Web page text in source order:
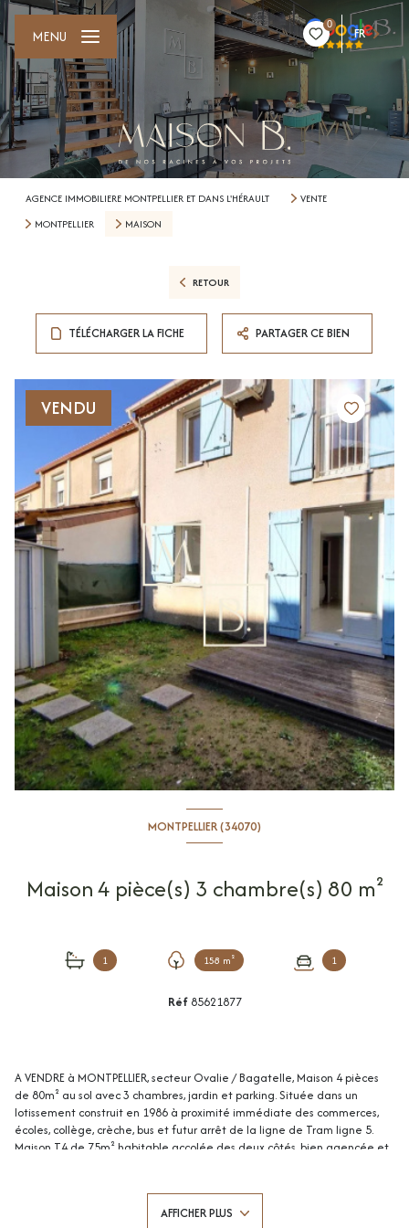
0
FR
MENU
AGENCE IMMOBILIERE MONTPELLIER ET DANS L'HÉRAULT
VENTE
MONTPELLIER
MAISON
RETOUR
TÉLÉCHARGER LA FICHE PARTAGER CE BIEN
VENDU
MONTPELLIER (34070)
Maison 4 pièce(s) 3 chambre(s) 80 m²
1 158 m² 1
Réf 85621877
A VENDRE à MONTPELLIER, secteur Ovalie / Bagatelle, Maison 4 pièces
de 80m² au sol avec 3 chambres, jardin et parking. Située dans un
lotissement construit en 1986 à proximité immédiate des commerces,
écoles, collège, crèche, bus et futur arrêt de la ligne de Tram ligne 5.
Maison T4 de 75m² habitable accolée des deux côtés, bien agencée et
22m², jardin de 35m² exposée Sud-Est. A l'étage: palier donnant sur 3
chambres de 10m² dont une avec rangement, salle de douche et wc
AFFICHER PLUS